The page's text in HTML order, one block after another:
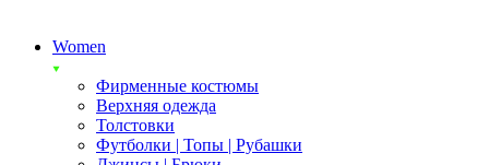
Women
Фирменные костюмы
Верхняя одежда
Толстовки
Футболки | Топы | Рубашки